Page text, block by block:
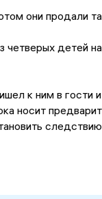
они продали
детей
к ним в гости
носит